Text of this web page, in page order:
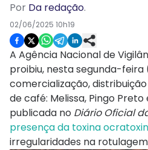
Por Da redação.
02/06/2025 10h19
A Agência Nacional de
proibiu, nesta segunda-feira
comercialização,
de café: Melissa, Pingo
publicada no Diário Oficial
presença da toxina
irregularidades na